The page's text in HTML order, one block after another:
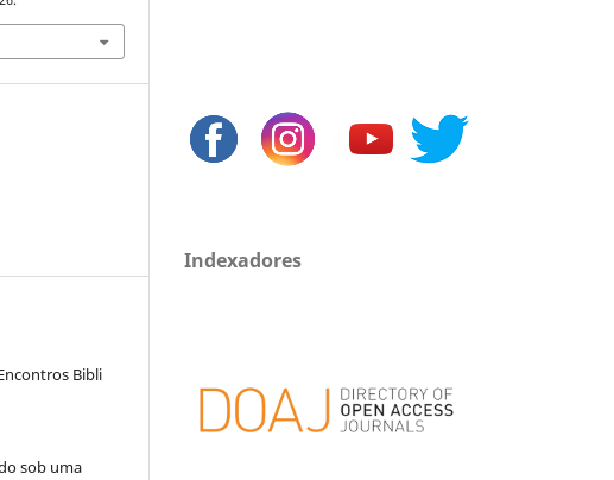
Bibli
sob uma
Indexadores